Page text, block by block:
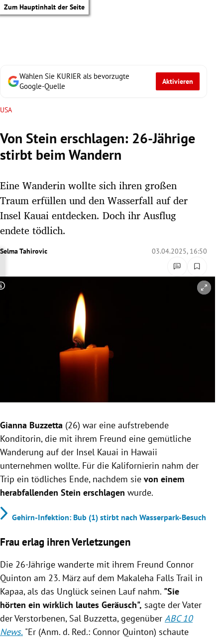
Zum Hauptinhalt der Seite
Untermenü
Untermenü
Untermenü
Untermenü
Untermenü
Untermenü
Wählen Sie KURIER als bevorzugte
Google-Quelle
Aktivieren
USA
Von Stein erschlagen: 26-Jährige
stirbt beim Wandern
Eine Wanderin wollte sich ihren großen
Traum erfüllen und den Wasserfall auf der
Insel Kauai entdecken. Doch ihr Ausflug
endete tödlich.
Selma Tahirovic 03.04.2025, 16:50
Copyright-Hinweis öffnen/schließen
Gianna Buzzetta (26) war eine aufstrebende
Konditorin, die mit ihrem Freund eine gemütliche
Wanderung auf der Insel Kauai in Hawaii
unternehmen wollte. Für die Kalifornierin nahm der
Trip ein tödliches Ende, nachdem sie von einem
herabfallenden Stein erschlagen wurde.
Gehirn-Infektion: Bub (1) stirbt nach Wasserpark-Besuch
Frau erlag ihren Verletzungen
Die 26-Jährige wanderte mit ihrem Freund Connor
Quinton am 23. März auf dem Makaleha Falls Trail in
Kapaa, als das Unglück seinen Lauf nahm. "Sie
hörten ein wirklich lautes Geräusch", sagte der Vater
der Verstorbenen, Sal Buzzetta, gegenüber ABC 10
News. "Er (Anm. d. Red.: Connor Quinton) schaute